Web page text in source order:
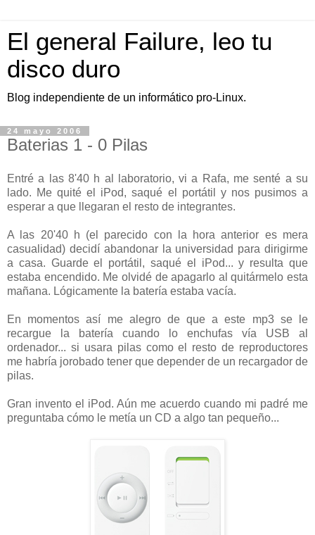
El general Failure, leo tu
disco duro
Blog independiente de un informático pro-Linux.
24 mayo 2006
Baterias 1 - 0 Pilas
Entré a las 8'40 h al laboratorio, vi a Rafa, me senté a su
lado. Me quité el iPod, saqué el portátil y nos pusimos a
esperar a que llegaran el resto de integrantes.
A las 20'40 h (el parecido con la hora anterior es mera
casualidad) decidí abandonar la universidad para dirigirme
a casa. Guarde el portátil, saqué el iPod... y resulta que
estaba encendido. Me olvidé de apagarlo al quitármelo esta
mañana. Lógicamente la batería estaba vacía.
En momentos así me alegro de que a este mp3 se le
recargue la batería cuando lo enchufas vía USB al
ordenador... si usara pilas como el resto de reproductores
me habría jorobado tener que depender de un recargador de
pilas.
Gran invento el iPod. Aún me acuerdo cuando mi padré me
preguntaba cómo le metía un CD a algo tan pequeño...